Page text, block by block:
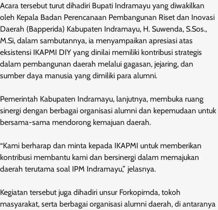
Acara tersebut turut dihadiri Bupati Indramayu yang diwakilkan
oleh Kepala Badan Perencanaan Pembangunan Riset dan Inovasi
Daerah (Bapperida) Kabupaten Indramayu, H. Suwenda, S.Sos.,
M.Si, dalam sambutannya, ia menyampaikan apresiasi atas
eksistensi IKAPMI DIY yang dinilai memiliki kontribusi strategis
dalam pembangunan daerah melalui gagasan, jejaring, dan
sumber daya manusia yang dimiliki para alumni.
Pemerintah Kabupaten Indramayu, lanjutnya, membuka ruang
sinergi dengan berbagai organisasi alumni dan kepemudaan untuk
bersama-sama mendorong kemajuan daerah.
“Kami berharap dan minta kepada IKAPMI untuk memberikan
kontribusi membantu kami dan bersinergi dalam memajukan
daerah terutama soal IPM Indramayu,” jelasnya.
Kegiatan tersebut juga dihadiri unsur Forkopimda, tokoh
masyarakat, serta berbagai organisasi alumni daerah, di antaranya